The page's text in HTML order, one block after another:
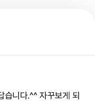
니다.^^ 자꾸보게 되